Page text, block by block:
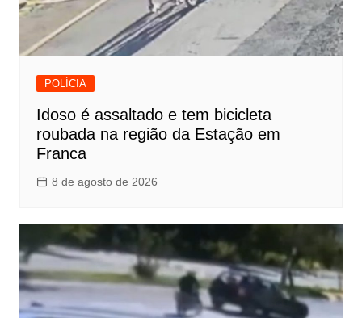
POLÍCIA
Idoso é assaltado e tem bicicleta
roubada na região da Estação em
Franca
8 de agosto de 2026